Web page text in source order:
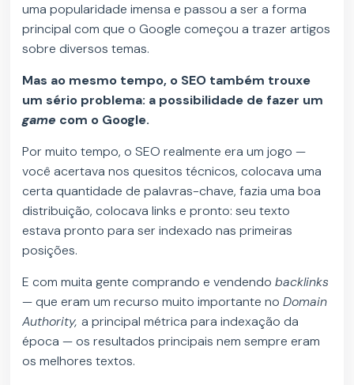
uma popularidade imensa e passou a ser a forma
principal com que o Google começou a trazer artigos
sobre diversos temas.
Mas ao mesmo tempo, o SEO também trouxe
um sério problema: a possibilidade de fazer um
game com o Google.
Por muito tempo, o SEO realmente era um jogo —
você acertava nos quesitos técnicos, colocava uma
certa quantidade de palavras-chave, fazia uma boa
distribuição, colocava links e pronto: seu texto
estava pronto para ser indexado nas primeiras
posições.
E com muita gente comprando e vendendobacklinks
— que eram um recurso muito importante noDomain
Authority,a principal métrica para indexação da
época — os resultados principais nem sempre eram
os melhores textos.